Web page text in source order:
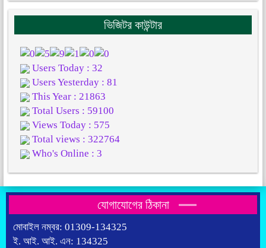
ভিজিটর কাউন্টার
Users Today : 32
Users Yesterday : 81
This Year : 21863
Total Users : 59100
Views Today : 575
Total views : 322764
Who's Online : 3
যোগাযোগের ঠিকানা
মোবাইল নম্বর: 01309-134325
ই. আই. আই. এন: 134325